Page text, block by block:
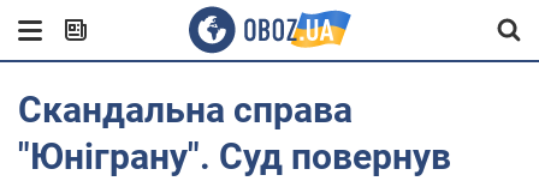
Скандальна справа
"Юніграну". Суд повернув